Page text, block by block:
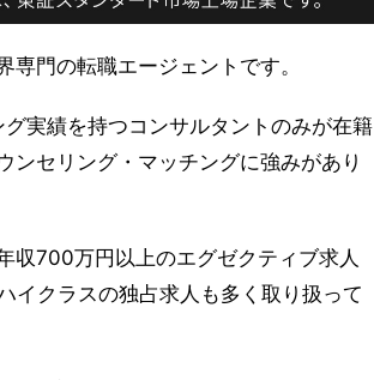
専門の転職エージェントです。
実績を持つコンサルタントのみが在籍
ンセリング・マッチングに強みがあり
収700万円以上のエグゼクティブ求人
イクラスの独占求人も多く取り扱って